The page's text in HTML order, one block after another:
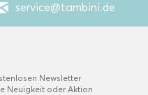
service@tambini.de
Newsletter
Neuigkeit oder Aktion